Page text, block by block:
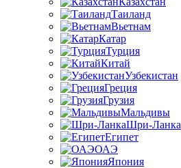
Таиланд
Вьетнам
Катар
Турция
Китай
Узбекистан
Греция
Грузия
Мальдивы
Шри-Ланка
Египет
ОАЭ
Япония